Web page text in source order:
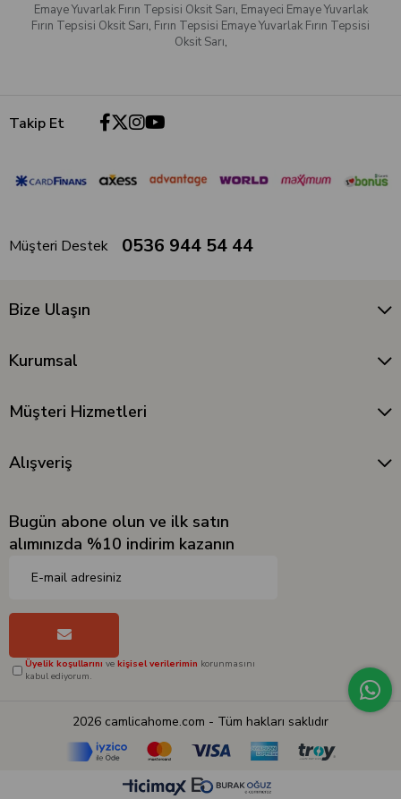
Emaye Yuvarlak Fırın Tepsisi Oksit Sarı, Emayeci Emaye Yuvarlak
Fırın Tepsisi Oksit Sarı, Fırın Tepsisi Emaye Yuvarlak Fırın Tepsisi
Oksit Sarı,
Takip Et
Müşteri Destek 0536 944 54 44
Bize Ulaşın
Kurumsal
Müşteri Hizmetleri
Alışveriş
Bugün abone olun ve ilk satın
alımınızda %10 indirim kazanın
Üyelik koşullarını ve kişisel verilerimin korunmasını
kabul ediyorum.
2026 camlicahome.com - Tüm hakları saklıdır